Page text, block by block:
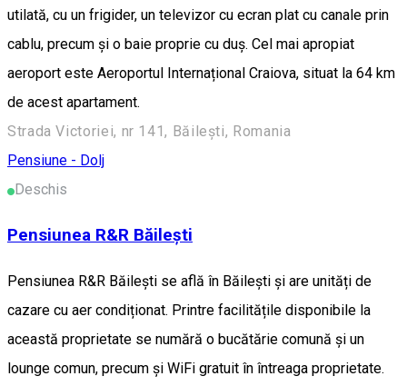
utilată, cu un frigider, un televizor cu ecran plat cu canale prin
cablu, precum și o baie proprie cu duș. Cel mai apropiat
aeroport este Aeroportul Internațional Craiova, situat la 64 km
de acest apartament.
Strada Victoriei, nr 141, Băilești, Romania
Pensiune - Dolj
Deschis
Pensiunea R&R Băilești
Pensiunea R&R Băilești se află în Băileşti și are unități de
cazare cu aer condiționat. Printre facilitățile disponibile la
această proprietate se numără o bucătărie comună și un
lounge comun, precum și WiFi gratuit în întreaga proprietate.